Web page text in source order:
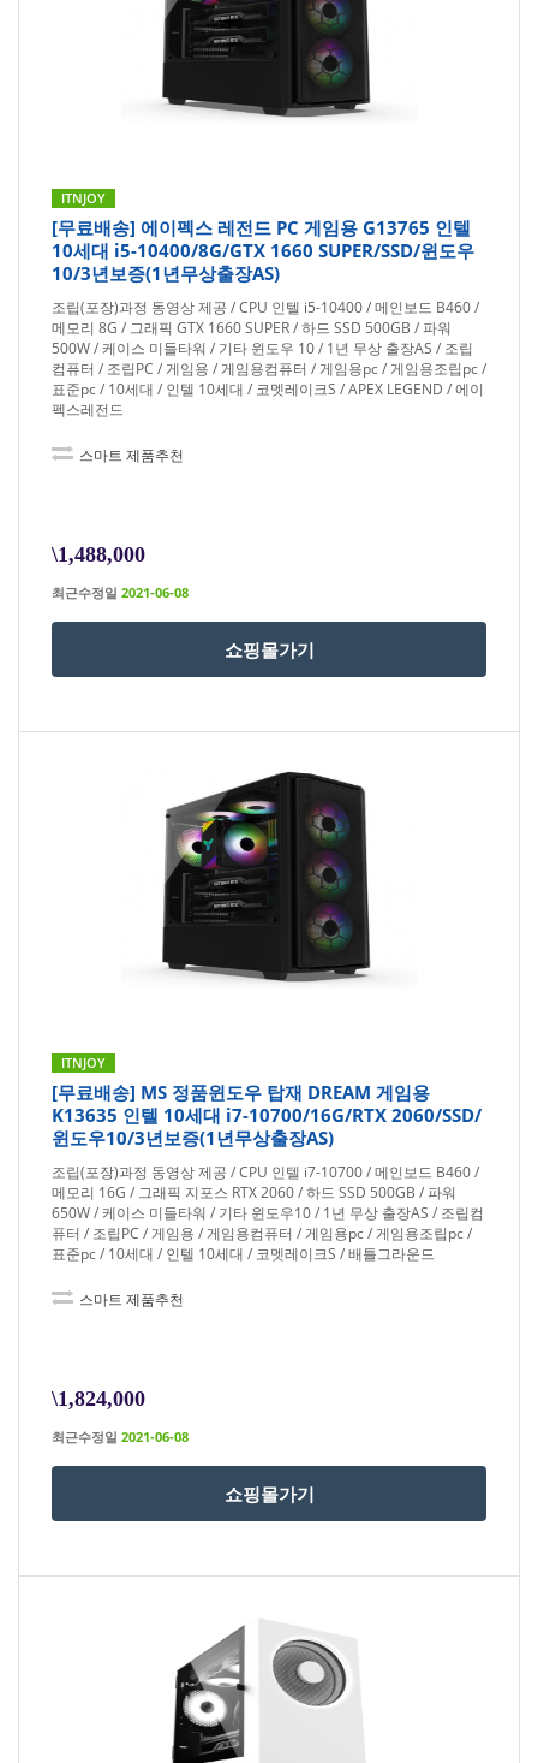
ITNJOY
[무료배송] 에이펙스 레전드 PC 게임용 G13765 인텔
10세대 i5-10400/8G/GTX 1660 SUPER/SSD/윈도우
10/3년보증(1년무상출장AS)
조립(포장)과정 동영상 제공 / CPU 인텔 i5-10400 / 메인보드 B460 /
메모리 8G / 그래픽 GTX 1660 SUPER / 하드 SSD 500GB / 파워
500W / 케이스 미들타워 / 기타 윈도우 10 / 1년 무상 출장AS / 조립
컴퓨터 / 조립PC / 게임용 / 게임용컴퓨터 / 게임용pc / 게임용조립pc /
표준pc / 10세대 / 인텔 10세대 / 코멧레이크S / APEX LEGEND / 에이
펙스레전드
스마트 제품추천
\1,488,000
최근수정일 2021-06-08
쇼핑몰가기
ITNJOY
[무료배송] MS 정품윈도우 탑재 DREAM 게임용
K13635 인텔 10세대 i7-10700/16G/RTX 2060/SSD/
윈도우10/3년보증(1년무상출장AS)
조립(포장)과정 동영상 제공 / CPU 인텔 i7-10700 / 메인보드 B460 /
메모리 16G / 그래픽 지포스 RTX 2060 / 하드 SSD 500GB / 파워
650W / 케이스 미들타워 / 기타 윈도우10 / 1년 무상 출장AS / 조립컴
퓨터 / 조립PC / 게임용 / 게임용컴퓨터 / 게임용pc / 게임용조립pc /
표준pc / 10세대 / 인텔 10세대 / 코멧레이크S / 배틀그라운드
스마트 제품추천
\1,824,000
최근수정일 2021-06-08
쇼핑몰가기